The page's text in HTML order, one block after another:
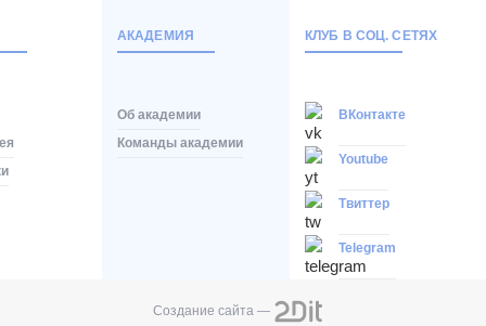
АКАДЕМИЯ
Об академии
Команды академии
КЛУБ В СОЦ. СЕТЯХ
ВКонтакте
Youtube
Твиттер
Telegram
Создание сайта —